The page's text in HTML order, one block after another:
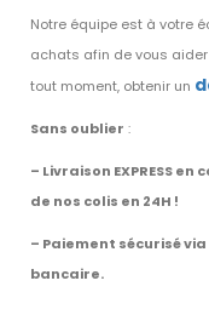
Notre équipe est à votre
achats afin de vous aider
tout moment, obtenir un
Sans oublier :
– Livraison EXPRESS
de nos colis en 24H !
– Paiement sécurisé
bancaire.